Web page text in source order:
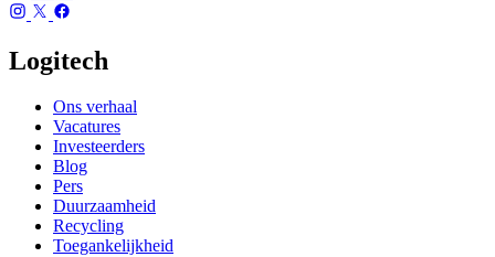
Logitech
Ons verhaal
Vacatures
Investeerders
Blog
Pers
Duurzaamheid
Recycling
Toegankelijkheid